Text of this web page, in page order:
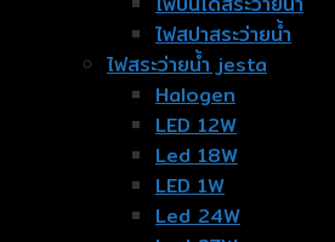
ไฟสปาสระว่ายน้ำ
ไฟสระว่ายน้ำ jesta
Halogen
LED 12W
Led 18W
LED 1W
Led 24W